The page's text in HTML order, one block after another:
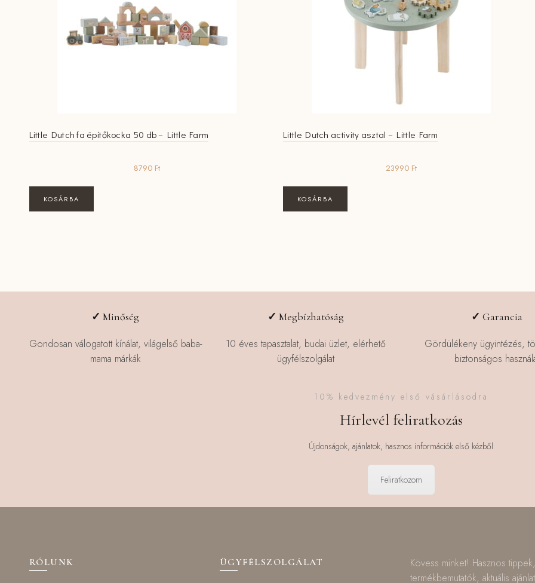
Little Dutch fa építőkocka 50 db – Little Farm
8790 Ft
KOSÁRBA
Little Dutch activity asztal – Little Farm
23990 Ft
KOSÁRBA
✓Minőség
Gondosan válogatott kínálat, világelső baba-
mama márkák
✓Megbízhatóság
10 éves tapasztalat, budai üzlet, elérhető
ügyfélszolgálat
✓ Garancia
Gördülékeny ügyintézés,
biztonságos
10% kedvezmény első vásárlásodra
Hírlevél feliratkozás
Újdonságok, ajánlatok, hasznos információk első kézből
Feliratkozom
RÓLUNK ÜGYFÉLSZOLGÁLAT
Kövess minket! Hasznos tippek,
termékbemutatók, aktuális